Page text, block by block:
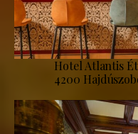
Hotel Atlantis
4200